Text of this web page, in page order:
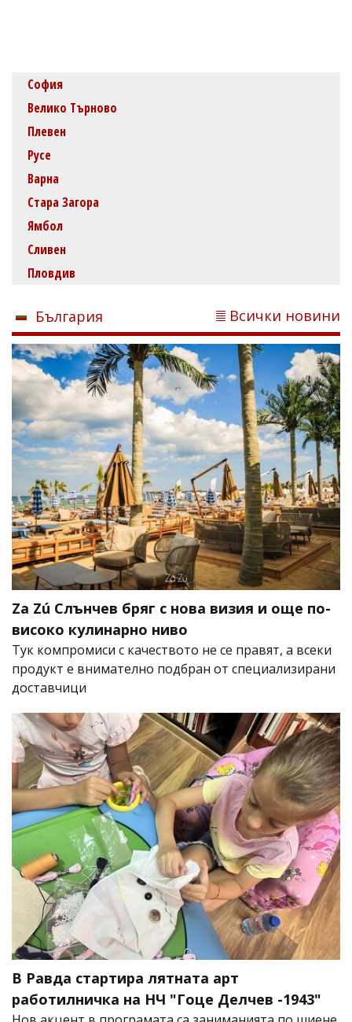
София
Велико Търново
Плевен
Русе
Варна
Стара Загора
Ямбол
Сливен
Пловдив
България Всички новини
Za Zú Слънчев бряг с нова визия и още по-
високо кулинарно ниво
Тук компромиси с качеството не се правят, а всеки
продукт е внимателно подбран от специализирани
доставчици
В Равда стартира лятната арт
работилничка на НЧ "Гоце Делчев -1943"